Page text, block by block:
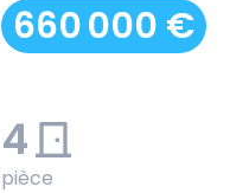
660 000 €
4
pièce